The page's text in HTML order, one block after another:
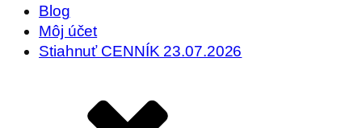
Blog
Môj účet
Stiahnuť CENNÍK 23.07.2026